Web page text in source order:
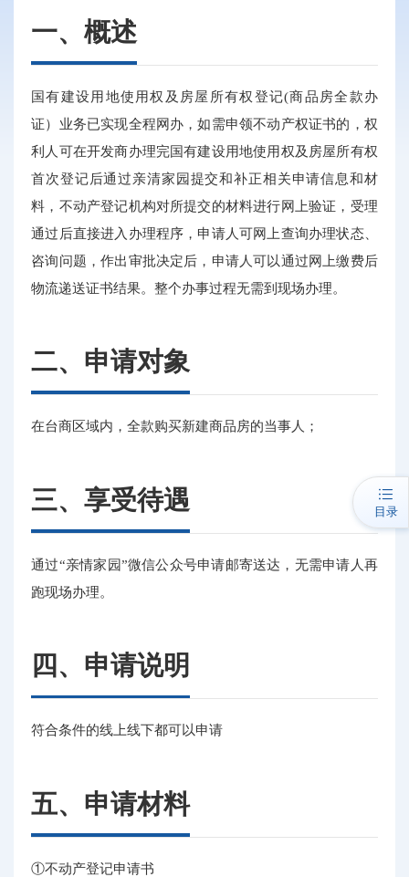
一、概述
国有建设用地使用权及房屋所有权登记(商品房全款办
证）业务已实现全程网办，如需申领不动产权证书的，权
利人可在开发商办理完国有建设用地使用权及房屋所有权
首次登记后通过亲清家园提交和补正相关申请信息和材
料，不动产登记机构对所提交的材料进行网上验证，受理
通过后直接进入办理程序，申请人可网上查询办理状态、
咨询问题，作出审批决定后，申请人可以通过网上缴费后
物流递送证书结果。整个办事过程无需到现场办理。
二、申请对象
在台商区域内，全款购买新建商品房的当事人；
三、享受待遇
通过“亲情家园”微信公众号申请邮寄送达，无需申请人再
跑现场办理。
四、申请说明
符合条件的线上线下都可以申请
五、申请材料
①不动产登记申请书
目录